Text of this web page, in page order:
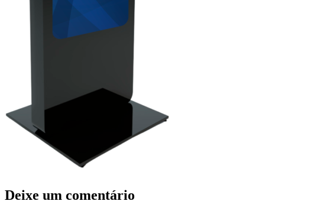
Deixe um comentário